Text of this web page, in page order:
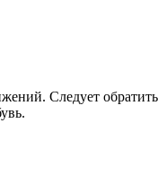
Следует